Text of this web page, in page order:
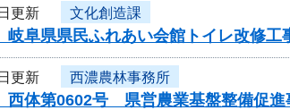
更新 文化創造課
岐阜県県民ふれあい会館トイレ改修
更新 西濃農林事務所
西体第0602号 県営農業基盤整備促